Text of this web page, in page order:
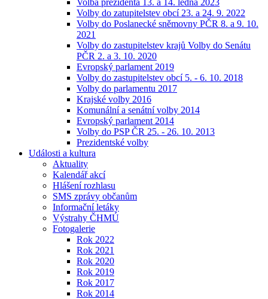
Volba prezidenta 13. a 14. ledna 2023
Volby do zatupitelstev obcí 23. a 24. 9. 2022
Volby do Poslanecké sněmovny PČR 8. a 9. 10.
2021
Volby do zastupitelstev krajů Volby do Senátu
PČR 2. a 3. 10. 2020
Evropský parlament 2019
Volby do zastupitelstev obcí 5. - 6. 10. 2018
Volby do parlamentu 2017
Krajské volby 2016
Komunální a senátní volby 2014
Evropský parlament 2014
Volby do PSP ČR 25. - 26. 10. 2013
Prezidentské volby
Události a kultura
Aktuality
Kalendář akcí
Hlášení rozhlasu
SMS zprávy občanům
Informační letáky
Výstrahy ČHMÚ
Fotogalerie
Rok 2022
Rok 2021
Rok 2020
Rok 2019
Rok 2017
Rok 2014